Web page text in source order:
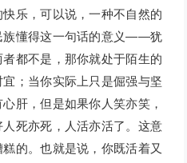
乐，可以说，一种不自然的
族懂得这一句话的意义——犹
都不是，那你就处于陌生的
；当你实际上只是倔强与坚
肝，但是如果你人笑亦笑，
死亦死，人活亦活了。这意
的。也就是说，你既活着又